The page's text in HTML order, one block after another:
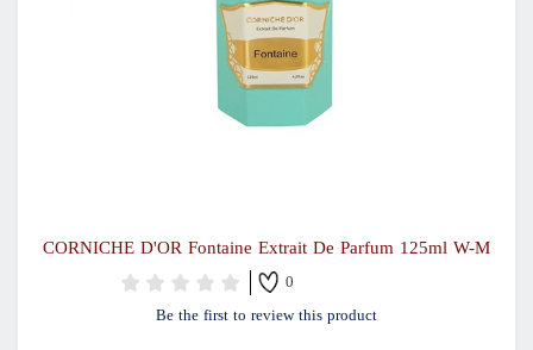
CORNICHE D'OR Fontaine Extrait De Parfum 125ml W-M
0
Be the first to review this product